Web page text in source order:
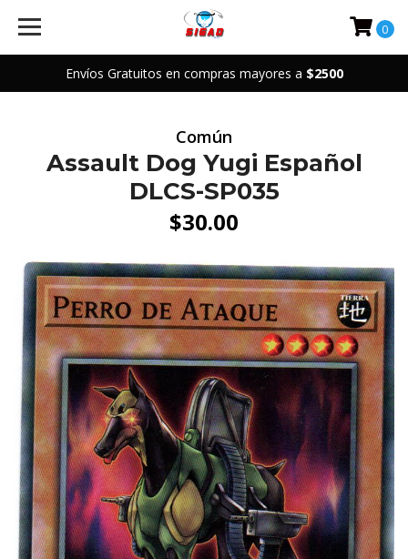
Envíos Gratuitos en compras mayores a $2500
0
Común
Assault Dog Yugi Español
DLCS-SP035
$30.00